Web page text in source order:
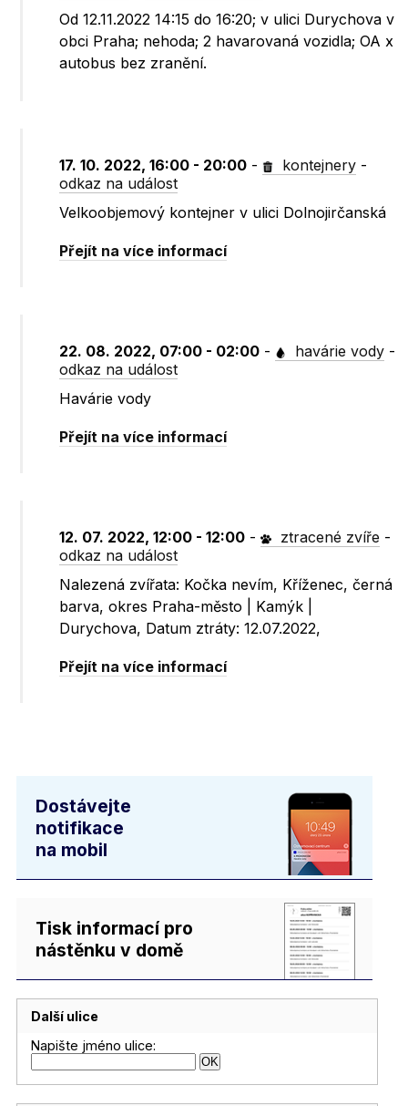
Od 12.11.2022 14:15 do 16:20; v ulici Durychova v
obci Praha; nehoda; 2 havarovaná vozidla; OA x
autobus bez zranění.
17. 10. 2022, 16:00 - 20:00 - kontejnery -
odkaz na událost
Velkoobjemový kontejner v ulici Dolnojirčanská
Přejít na více informací
22. 08. 2022, 07:00 - 02:00 - havárie vody -
odkaz na událost
Havárie vody
Přejít na více informací
12. 07. 2022, 12:00 - 12:00 - ztracené zvíře -
odkaz na událost
Nalezená zvířata: Kočka nevím, Kříženec, černá
barva, okres Praha-město | Kamýk |
Durychova, Datum ztráty: 12.07.2022,
Přejít na více informací
Dostávejte
notifikace
na mobil
Tisk informací pro
nástěnku v domě
Další ulice
Napište jméno ulice: